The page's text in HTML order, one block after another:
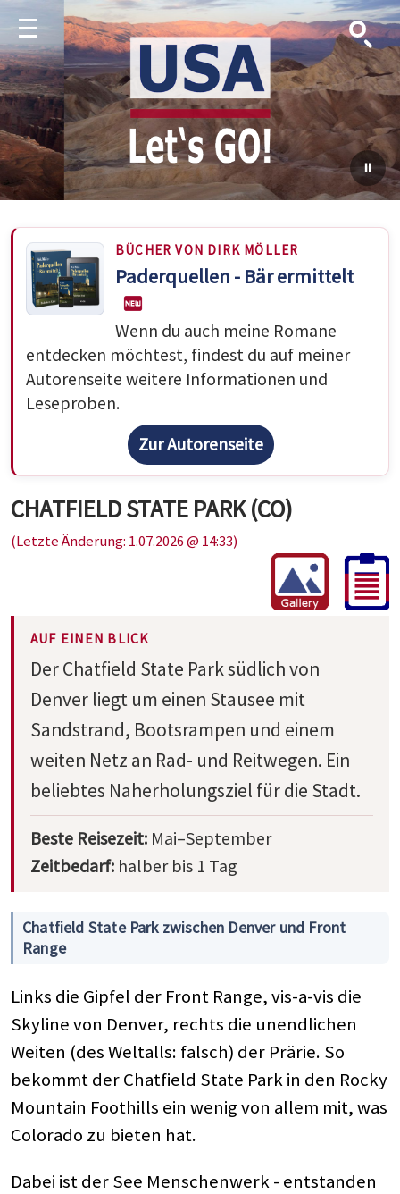
Menu Suche
BÜCHER VON DIRK MÖLLER
Paderquellen - Bär ermittelt
Wenn du auch meine Romane
entdecken möchtest, findest du auf meiner
Autorenseite weitere Informationen und
Leseproben.
Zur Autorenseite
CHATFIELD STATE PARK (CO)
(Letzte Änderung: 1.07.2026 @ 14:33)
AUF EINEN BLICK
Der Chatfield State Park südlich von
Denver liegt um einen Stausee mit
Sandstrand, Bootsrampen und einem
weiten Netz an Rad- und Reitwegen. Ein
beliebtes Naherholungsziel für die Stadt.
Beste Reisezeit: Mai–September
Zeitbedarf: halber bis 1 Tag
Chatfield State Park zwischen Denver und Front
Range
Links die Gipfel der Front Range, vis-a-vis die
Skyline von Denver, rechts die unendlichen
Weiten (des Weltalls: falsch) der Prärie. So
bekommt der Chatfield State Park in den Rocky
Mountain Foothills ein wenig von allem mit, was
Colorado zu bieten hat.
Dabei ist der See Menschenwerk - entstanden